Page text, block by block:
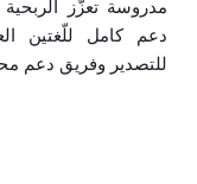
مدروسة تعزّز
دعم كامل للّغتين
للتصدير وفريق دعم